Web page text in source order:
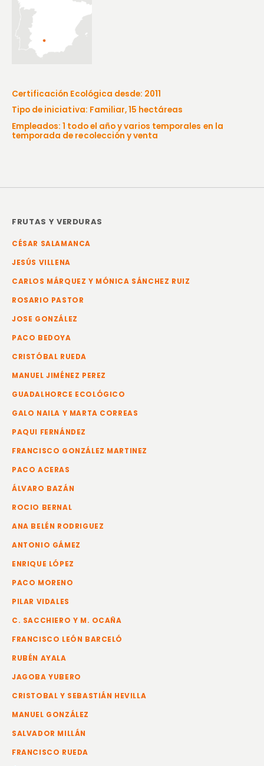
Certificación Ecológica desde: 2011
Tipo de iniciativa: Familiar, 15 hectáreas
Empleados: 1 todo el año y varios temporales en la
temporada de recolección y venta
FRUTAS Y VERDURAS
CÉSAR SALAMANCA
JESÚS VILLENA
CARLOS MÁRQUEZ Y MÓNICA SÁNCHEZ RUIZ
ROSARIO PASTOR
JOSE GONZÁLEZ
PACO BEDOYA
CRISTÓBAL RUEDA
MANUEL JIMÉNEZ PEREZ
GUADALHORCE ECOLÓGICO
GALO NAILA Y MARTA CORREAS
PAQUI FERNÁNDEZ
FRANCISCO GONZÁLEZ MARTINEZ
PACO ACERAS
ÁLVARO BAZÁN
ROCIO BERNAL
ANA BELÉN RODRIGUEZ
ANTONIO GÁMEZ
ENRIQUE LÓPEZ
PACO MORENO
PILAR VIDALES
C. SACCHIERO Y M. OCAÑA
FRANCISCO LEÓN BARCELÓ
RUBÉN AYALA
JAGOBA YUBERO
CRISTOBAL Y SEBASTIÁN HEVILLA
MANUEL GONZÁLEZ
SALVADOR MILLÁN
FRANCISCO RUEDA